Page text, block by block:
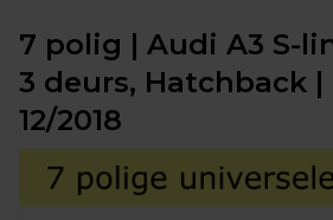
7 polig | Audi A3 S-
3 deurs, Hatchback |
12/2018